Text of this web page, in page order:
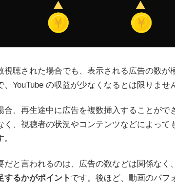
視聴された場合でも、表示される広告の数が
、YouTube の収益が少なくなるとは限りませ
合、再生途中に広告を複数挿入することがで
く、視聴者の状況やコンテンツなどによって
だと言われるのは、広告の数などは関係なく、
するかがポイント です。後ほど、動画のパフ